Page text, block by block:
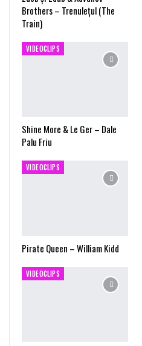
Brothers – Trenulețul (The
Train)
VIDEOCLIPS
Shine More & Le Ger – Dale
Palu Friu
VIDEOCLIPS
Pirate Queen – William Kidd
VIDEOCLIPS